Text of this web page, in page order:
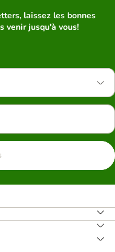
laissez les bonnes
venir jusqu'à vous!